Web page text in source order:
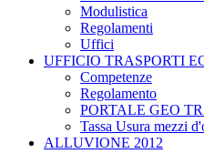
Modulistica
Regolamenti
Uffici
UFFICIO TRASPORTI
Competenze
Regolamento
PORTALE GEO
Tassa Usura mezzi
ALLUVIONE 2012